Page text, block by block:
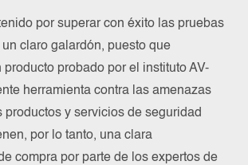
por superar con éxito las pruebas
claro galardón, puesto que
producto probado por el instituto AV-
herramienta contra las amenazas
productos y servicios de seguridad
por lo tanto, una clara
compra por parte de los expertos de